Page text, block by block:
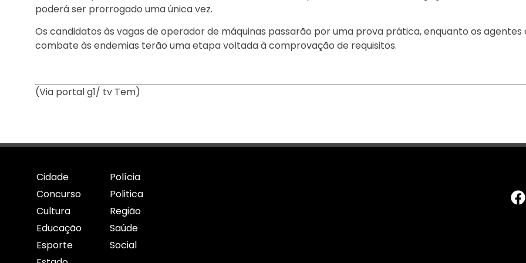
poderá ser prorrogado uma única vez.
Os candidatos às vagas de operador de máquinas passarão por uma prova prática, enquanto os agentes
combate às endemias terão uma etapa voltada à comprovação de requisitos.
(Via portal g1/ tv Tem)
Cidade
Concurso
Cultura
Educação
Esporte
Polícia
Politica
Região
Saúde
Social